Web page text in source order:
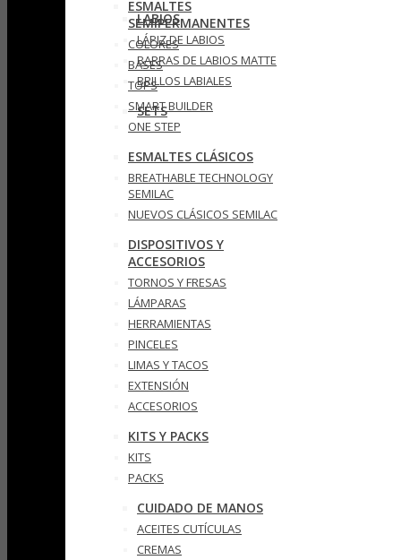
LABIOS
LÁPIZ DE LABIOS
BARRAS DE LABIOS MATTE
BRILLOS LABIALES
SETS
ESMALTES
SEMIPERMANENTES
COLORES
BASES
TOPS
SMART BUILDER
ONE STEP
ESMALTES CLÁSICOS
BREATHABLE TECHNOLOGY
SEMILAC
NUEVOS CLÁSICOS SEMILAC
DISPOSITIVOS Y
ACCESORIOS
TORNOS Y FRESAS
LÁMPARAS
HERRAMIENTAS
PINCELES
LIMAS Y TACOS
EXTENSIÓN
ACCESORIOS
KITS Y PACKS
KITS
PACKS
CUIDADO DE MANOS
ACEITES CUTÍCULAS
CREMAS